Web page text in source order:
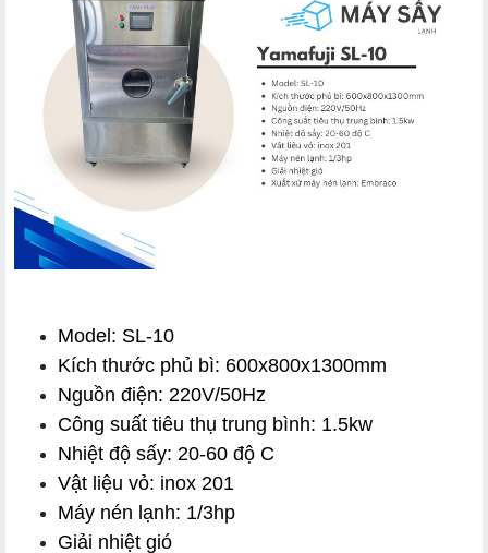
Model: SL-10
Kích thước phủ bì: 600x800x1300mm
Nguồn điện: 220V/50Hz
Công suất tiêu thụ trung bình: 1.5kw
Nhiệt độ sấy: 20-60 độ C
Vật liệu vỏ: inox 201
Máy nén lạnh: 1/3hp
Giải nhiệt gió